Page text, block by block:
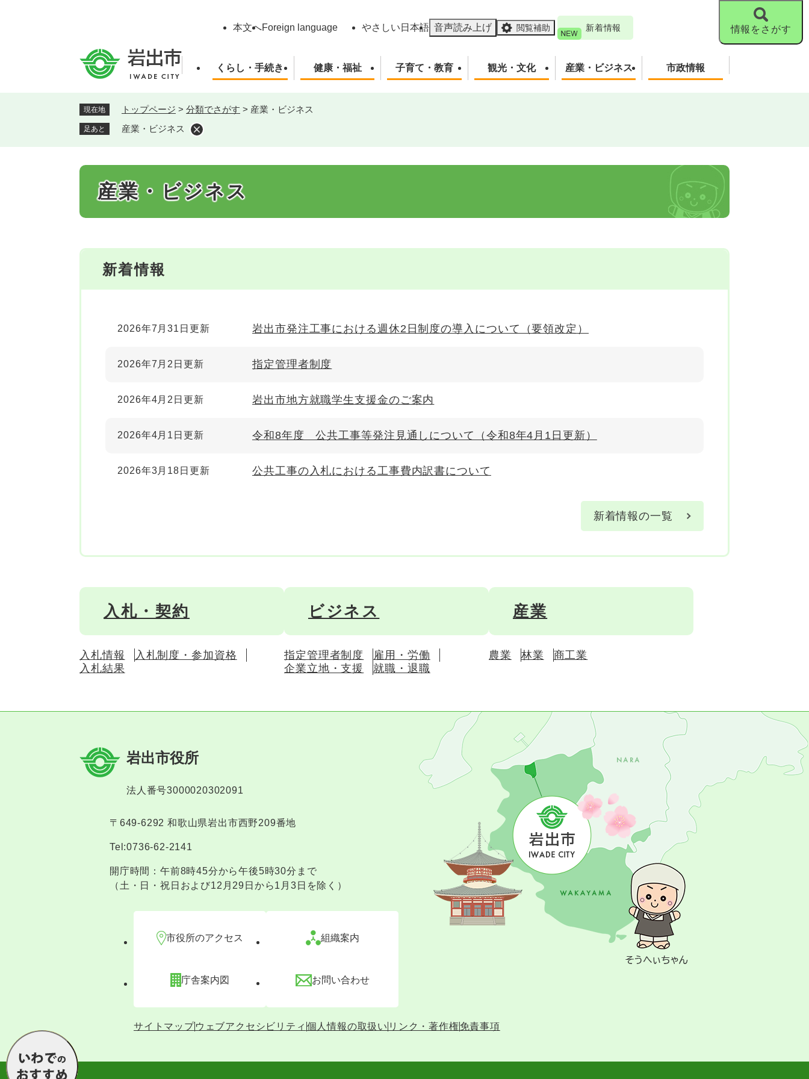
本文へForeign language やさしい日本語 音声読み上げ 閲覧補助 新着情報
くらし・手続き 健康・福祉 子育て・教育 観光・文化 産業・ビジネス 市政情報
情報をさがす
現在地 トップページ > 分類でさがす > 産業・ビジネス
足あと 産業・ビジネス
本
産業・ビジネス
新着情報
2026年7月31日更新 岩出市発注工事における週休2日制度の導入について（要領改定）
2026年7月2日更新 指定管理者制度
2026年4月2日更新 岩出市地方就職学生支援金のご案内
2026年4月1日更新 令和8年度 公共工事等発注見通しについて（令和8年4月1日更新）
2026年3月18日更新 公共工事の入札における工事費内訳書について
新着情報の一覧
入札・契約
入札情報
入札制度・参加資格
入札結果
ビジネス
指定管理者制度
雇用・労働
企業立地・支援
就職・退職
産業
農業 林業 商工業
岩出市役所
法人番号3000020302091
〒649-6292 和歌山県岩出市西野209番地
Tel:0736-62-2141
開庁時間：午前8時45分から午後5時30分まで
（土・日・祝日および12月29日から1月3日を除く）
市役所のアクセス 組織案内
庁舎案内図 お問い合わせ
サイトマップウェブアクセシビリティ 個人情報の取扱い リンク・著作権免責事項